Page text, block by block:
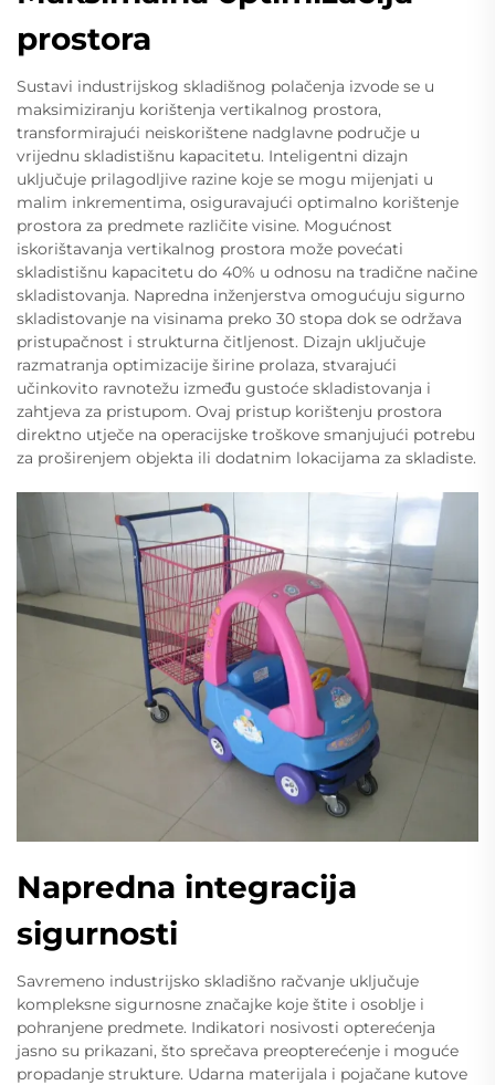
prostora
Sustavi industrijskog skladišnog polačenja izvode se u
maksimiziranju korištenja vertikalnog prostora,
transformirajući neiskorištene nadglavne područje u
vrijednu skladistišnu kapacitetu. Inteligentni dizajn
uključuje prilagodljive razine koje se mogu mijenjati u
malim inkrementima, osiguravajući optimalno korištenje
prostora za predmete različite visine. Mogućnost
iskorištavanja vertikalnog prostora može povećati
skladistišnu kapacitetu do 40% u odnosu na tradične načine
skladistovanja. Napredna inženjerstva omogućuju sigurno
skladistovanje na visinama preko 30 stopa dok se održava
pristupačnost i strukturna čitljenost. Dizajn uključuje
razmatranja optimizacije širine prolaza, stvarajući
učinkovito ravnotežu između gustoće skladistovanja i
zahtjeva za pristupom. Ovaj pristup korištenju prostora
direktno utječe na operacijske troškove smanjujući potrebu
za proširenjem objekta ili dodatnim lokacijama za skladiste.
Napredna integracija
sigurnosti
Savremeno industrijsko skladišno račvanje uključuje
kompleksne sigurnosne značajke koje štite i osoblje i
pohranjene predmete. Indikatori nosivosti opterećenja
jasno su prikazani, što sprečava preopterećenje i moguće
propadanje strukture. Udarna materijala i pojačane kutove